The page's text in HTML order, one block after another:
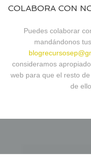
COLABORA CON
Puedes colaborar
mandándonos
consideramos
web para que el resto
de